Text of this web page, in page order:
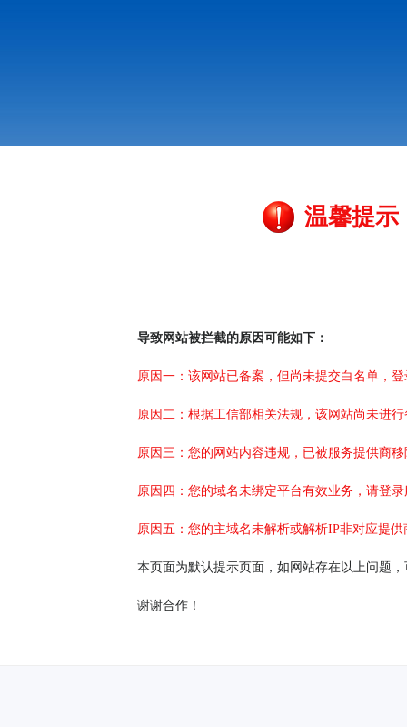
温馨提示
导致网站被拦截的原因可能如下：
原因一：该网站已备案，但尚未提交白名单，
原因二：根据工信部相关法规，该网站尚未进
原因三：您的网站内容违规，已被服务提供商
原因四：您的域名未绑定平台有效业务，请登
原因五：您的主域名未解析或解析IP非对应提
本页面为默认提示页面，如网站存在以上问题
谢谢合作！